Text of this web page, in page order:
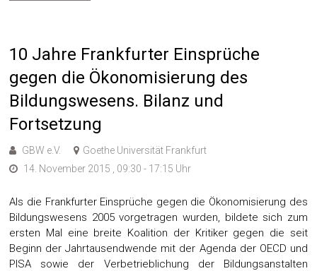
10 Jahre Frankfurter Einsprüche
gegen die Ökonomisierung des
Bildungswesens. Bilanz und
Fortsetzung
GBW e.V.
Goethe Universität Frankfurt
14. November 2015 , 09:30 - 17:15 Uhr
Als die Frankfurter Einsprüche gegen die Ökonomisierung des
Bildungswesens 2005 vorgetragen wurden, bildete sich zum
ersten Mal eine breite Koalition der Kritiker gegen die seit
Beginn der Jahrtausendwende mit der Agenda der OECD und
PISA sowie der Verbetrieblichung der Bildungsanstalten